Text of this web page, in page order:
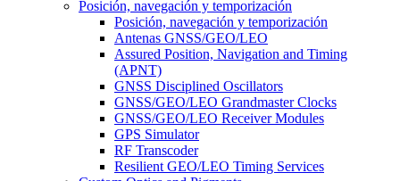
Posición, navegación y temporización
Posición, navegación y temporización
Antenas GNSS/GEO/LEO
Assured Position, Navigation and Timing
(APNT)
GNSS Disciplined Oscillators
GNSS/GEO/LEO Grandmaster Clocks
GNSS/GEO/LEO Receiver Modules
GPS Simulator
RF Transcoder
Resilient GEO/LEO Timing Services